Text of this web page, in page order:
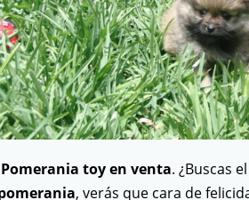
toy en venta. ¿Buscas
, verás que cara de